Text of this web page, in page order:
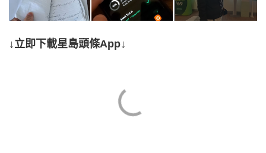
↓立即下載星島頭條App↓